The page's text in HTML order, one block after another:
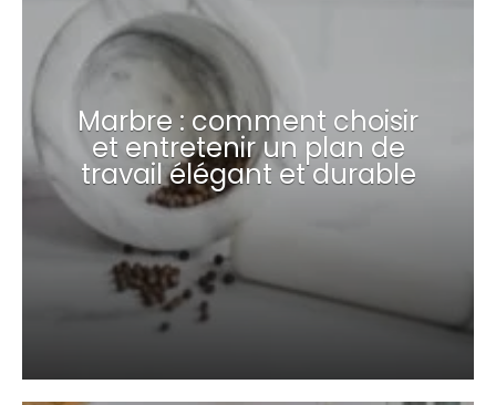
Marbre : comment choisir
et entretenir un plan de
travail élégant et durable